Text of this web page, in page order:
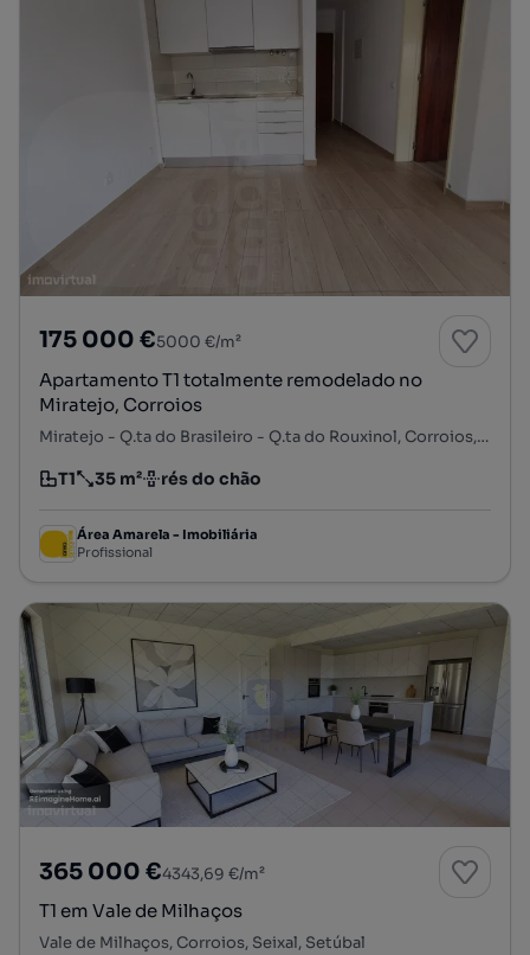
175 000 €5000 €/m²
Apartamento T1 totalmente remodelado no
Miratejo, Corroios
Miratejo - Q.ta do Brasileiro - Q.ta do Rouxinol, Corroios, Seixal, Setúbal
Tipologia
T1
Preço por metro quadrado
35 m²
Andar rés do chão
Área Amarela - Imobiliária
Profissional
365 000 €4343,69 €/m²
T1 em Vale de Milhaços
Vale de Milhaços, Corroios, Seixal, Setúbal